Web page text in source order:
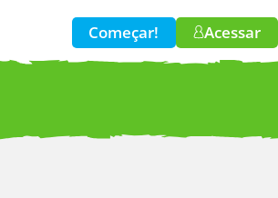
Começar! Acessar